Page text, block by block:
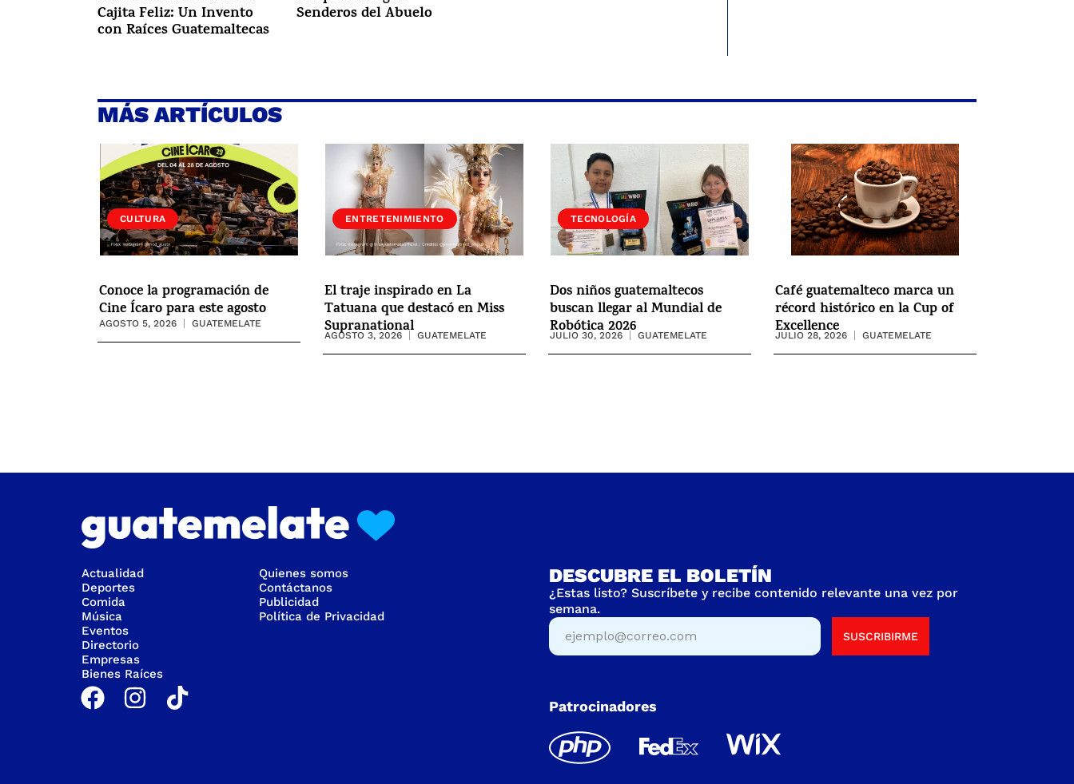
Cajita Feliz: Un Invento
con Raíces Guatemaltecas
Senderos del Abuelo
MÁS ARTÍCULOS
CULTURA
Conoce la programación de
Cine Ícaro para este agosto
AGOSTO 5, 2026 GUATEMELATE
ENTRETENIMIENTO
El traje inspirado en La
Tatuana que destacó en Miss
Supranational
AGOSTO 3, 2026 GUATEMELATE
SOCIEDAD
TECNOLOGÍA
Dos niños guatemaltecos
buscan llegar al Mundial de
Robótica 2026
JULIO 30, 2026 GUATEMELATE
Café guatemalteco marca un
récord histórico en la Cup of
Excellence
JULIO 28, 2026 GUATEMELATE
Actualidad
Deportes
Comida
Música
Eventos
Directorio
Empresas
Bienes Raíces
Quienes somos
Contáctanos
Publicidad
Política de Privacidad
DESCUBRE EL BOLETÍN
¿Estas listo? Suscríbete y recibe contenido relevante una vez por
semana.
SUSCRIBIRME
Patrocinadores